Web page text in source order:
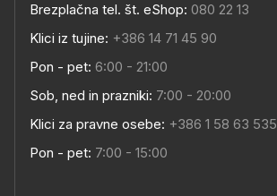
Brezplačna tel. št. eShop: 080 22 13
Klici iz tujine: +386 14 71 45 90
Pon - pet: 6:00 - 21:00
Sob, ned in prazniki: 7:00 - 20:00
Klici za pravne osebe: +386 1 58 63 535
Pon - pet: 7:00 - 15:00